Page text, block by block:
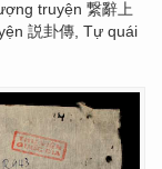
truyện 繋辭上
説卦傳, Tự quái